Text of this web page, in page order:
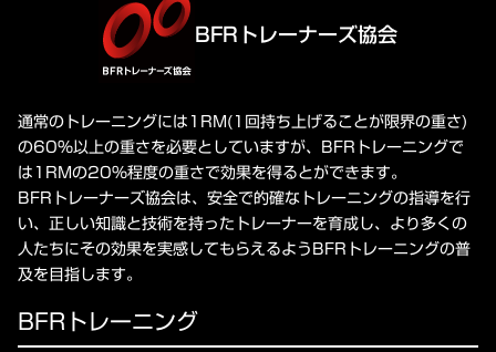
BFRトレーナーズ協会
通常のトレーニングには1RM(1回持ち上げることが限界の重さ)
の60%以上の重さを必要としていますが、BFRトレーニングで
は1RMの20%程度の重さで効果を得るとができます。
BFRトレーナーズ協会は、安全で的確なトレーニングの指導を行
い、正しい知識と技術を持ったトレーナーを育成し、より多くの
人たちにその効果を実感してもらえるようBFRトレーニングの普
及を目指します。
BFRトレーニング